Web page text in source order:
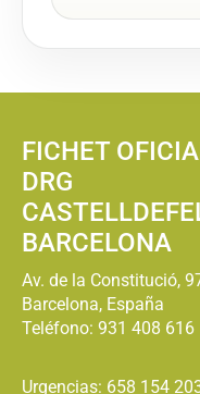
FICHET
DRG
BARCELONA
Av. de la Constitució,
Barcelona, España
Teléfono: 931 408 616
Urgencias: 658 154